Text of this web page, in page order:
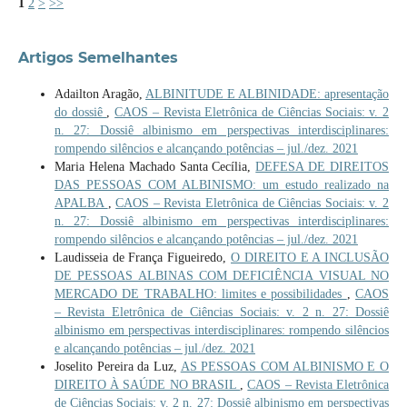
2 > >>
Artigos Semelhantes
Adailton Aragão, ALBINITUDE E ALBINIDADE: apresentação
do dossiê
,CAOS – Revista Eletrônica de Ciências Sociais: v. 2
n. 27: Dossiê albinismo em perspectivas interdisciplinares:
rompendo silêncios e alcançando potências – jul./dez. 2021
Maria Helena Machado Santa Cecília,DEFESA DE DIREITOS
DAS PESSOAS COM ALBINISMO: um estudo realizado na
APALBA
,CAOS – Revista Eletrônica de Ciências Sociais: v. 2
n. 27: Dossiê albinismo em perspectivas interdisciplinares:
rompendo silêncios e alcançando potências – jul./dez. 2021
Laudisseia de França Figueiredo, O DIREITO E A INCLUSÃO
DE PESSOAS ALBINAS COM DEFICIÊNCIA VISUAL NO
MERCADO DE TRABALHO: limites e possibilidades
,CAOS
– Revista Eletrônica de Ciências Sociais: v. 2 n. 27: Dossiê
albinismo em perspectivas interdisciplinares: rompendo silêncios
e alcançando potências – jul./dez. 2021
Joselito Pereira da Luz, AS PESSOAS COM ALBINISMO E O
DIREITO À SAÚDE NO BRASIL
,CAOS – Revista Eletrônica
de Ciências Sociais: v. 2 n. 27: Dossiê albinismo em perspectivas